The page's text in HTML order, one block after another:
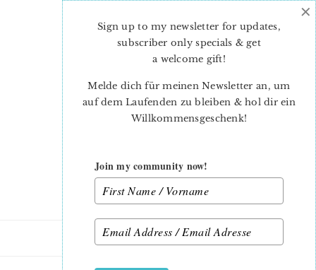
Sign up to my newsletter for updates,
subscriber only specials & get
a welcome gift!
Melde dich für meinen Newsletter an, um
auf dem Laufenden zu bleiben & hol dir ein
Willkommensgeschenk!
Join my community now!
×